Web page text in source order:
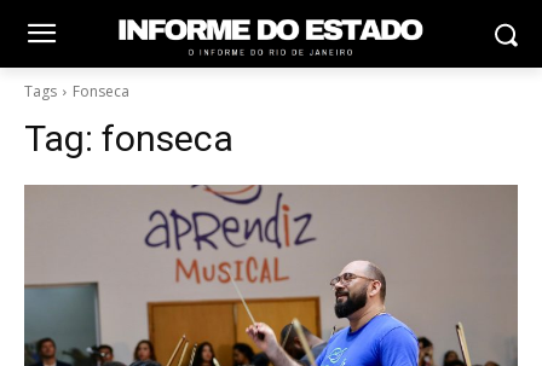
Tags Fonseca
Tag: fonseca